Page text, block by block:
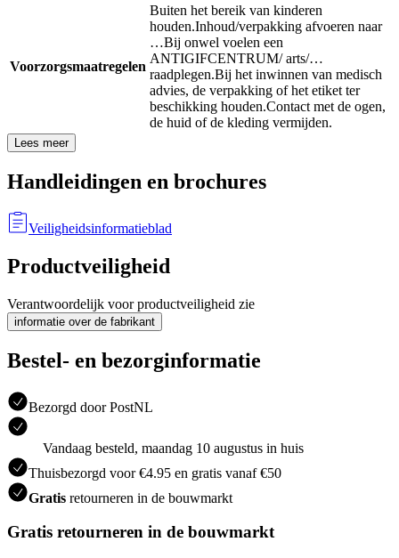
Voorzorgsmaatregelen
Buiten het bereik van kinderen
houden.Inhoud/verpakking afvoeren naar
…Bij onwel voelen een
ANTIGIFCENTRUM/ arts/…
raadplegen.Bij het inwinnen van medisch
advies, de verpakking of het etiket ter
beschikking houden.Contact met de ogen,
de huid of de kleding vermijden.
Lees meer
Handleidingen en brochures
Veiligheidsinformatieblad
Productveiligheid
Verantwoordelijk voor productveiligheid zie
informatie over de fabrikant
Bestel- en bezorginformatie
Bezorgd door PostNL
Vandaag besteld, maandag 10 augustus in huis
Thuisbezorgd voor €4.95 en gratis vanaf €50
Gratis retourneren in de bouwmarkt
Gratis retourneren in de bouwmarkt